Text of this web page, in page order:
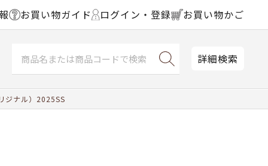
お買い物ガイド ログイン・登録 お買い物かご
詳細検索
ジナル）2025SS